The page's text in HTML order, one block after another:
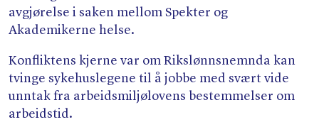
avgjørelse i saken mellom Spekter og
Akademikerne helse.
Konfliktens kjerne var om Rikslønnsnemnda kan
tvinge sykehuslegene til å jobbe med svært vide
unntak fra arbeidsmiljølovens bestemmelser om
arbeidstid.